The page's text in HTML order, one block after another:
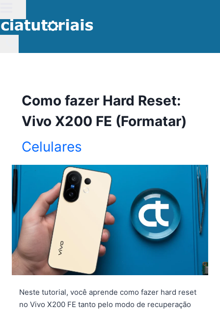
para
o
Como fazer Hard Reset:
Vivo X200 FE (Formatar)
Celulares
Neste tutorial, você aprende como fazer hard reset
no Vivo X200 FE tanto pelo modo de recuperação